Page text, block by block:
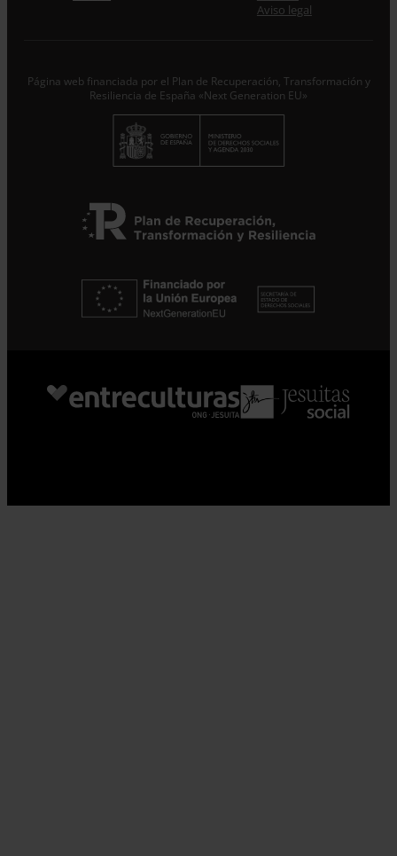
Desde ENTRECULTURAS FE Y ALEGRÍA ESPAÑA
Suscribirme
Aviso legal
Página web financiada por el Plan de Recuperación, Transformación y
Resiliencia de España «Next Generation EU»